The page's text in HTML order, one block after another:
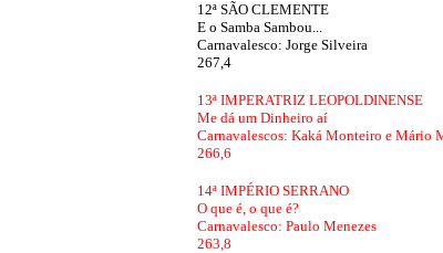
12ª SÃO CLEMENTE
E o Samba Sambou...
Carnavalesco: Jorge Silveira
267,4
13ª IMPERATRIZ LEOPOLDINENSE
Me dá um Dinheiro aí
Carnavalescos: Kaká Monteiro e Mário
266,6
14ª IMPÉRIO SERRANO
O que é, o que é?
Carnavalesco: Paulo Menezes
263,8